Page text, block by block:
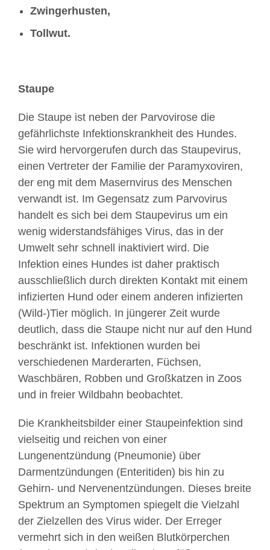
Zwingerhusten,
Tollwut.
Staupe
Die Staupe ist neben der Parvovirose die
gefährlichste Infektionskrankheit des Hundes.
Sie wird hervorgerufen durch das Staupevirus,
einen Vertreter der Familie der Paramyxoviren,
der eng mit dem Masernvirus des Menschen
verwandt ist. Im Gegensatz zum Parvovirus
handelt es sich bei dem Staupevirus um ein
wenig widerstandsfähiges Virus, das in der
Umwelt sehr schnell inaktiviert wird. Die
Infektion eines Hundes ist daher praktisch
ausschließlich durch direkten Kontakt mit einem
infizierten Hund oder einem anderen infizierten
(Wild-)Tier möglich. In jüngerer Zeit wurde
deutlich, dass die Staupe nicht nur auf den Hund
beschränkt ist. Infektionen wurden bei
verschiedenen Marderarten, Füchsen,
Waschbären, Robben und Großkatzen in Zoos
und in freier Wildbahn beobachtet.
Die Krankheitsbilder einer Staupeinfektion sind
vielseitig und reichen von einer
Lungenentzündung (Pneumonie) über
Darmentzündungen (Enteritiden) bis hin zu
Gehirn- und Nervenentzündungen. Dieses breite
Spektrum an Symptomen spiegelt die Vielzahl
der Zielzellen des Virus wider. Der Erreger
vermehrt sich in den weißen Blutkörperchen